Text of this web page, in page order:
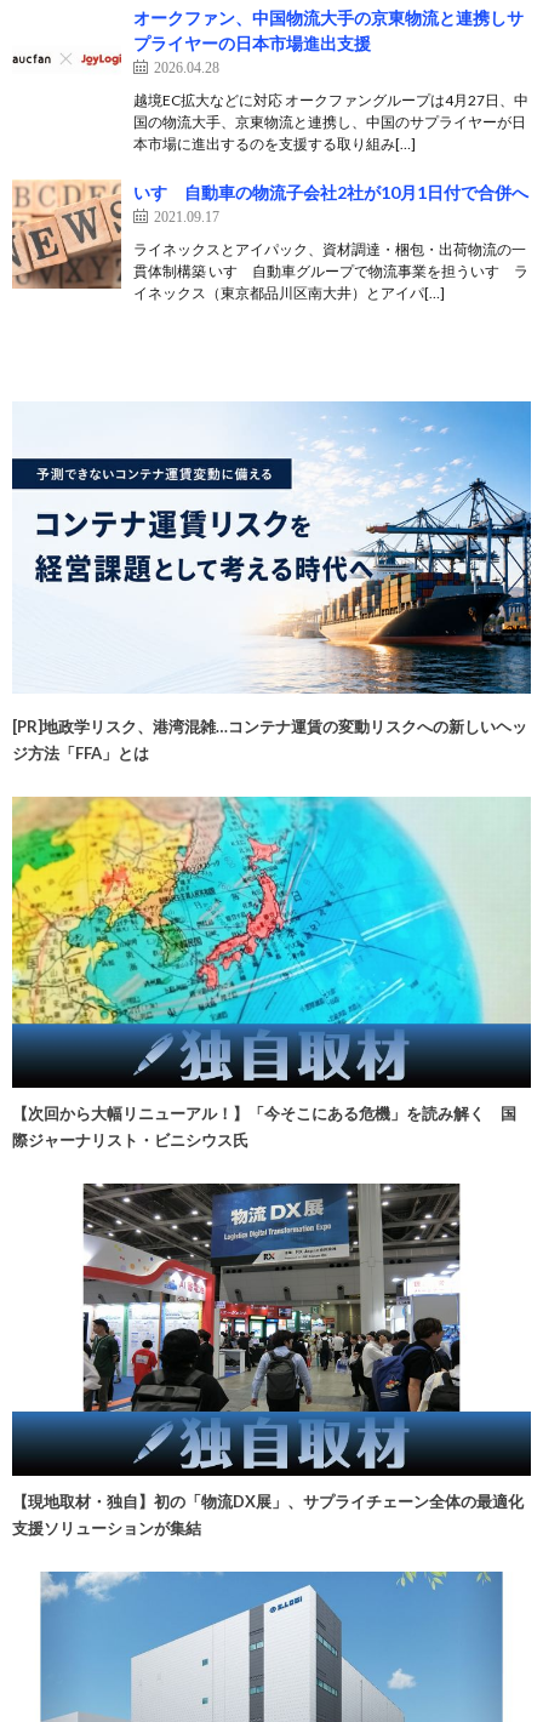
オークファン、中国物流大手の京東物流と連携しサ
プライヤーの日本市場進出支援
2026.04.28
越境EC拡大などに対応 オークファングループは4月27日、中
国の物流大手、京東物流と連携し、中国のサプライヤーが日
本市場に進出するのを支援する取り組み[…]
いすゞ自動車の物流子会社2社が10月1日付で合併へ
2021.09.17
ライネックスとアイパック、資材調達・梱包・出荷物流の一
貫体制構築 いすゞ自動車グループで物流事業を担ういすゞラ
イネックス（東京都品川区南大井）とアイパ[…]
[PR]地政学リスク、港湾混雑…コンテナ運賃の変動リスクへの新しいヘッ
ジ方法「FFA」とは
【次回から大幅リニューアル！】「今そこにある危機」を読み解く 国
際ジャーナリスト・ビニシウス氏
【現地取材・独自】初の「物流DX展」、サプライチェーン全体の最適化
支援ソリューションが集結